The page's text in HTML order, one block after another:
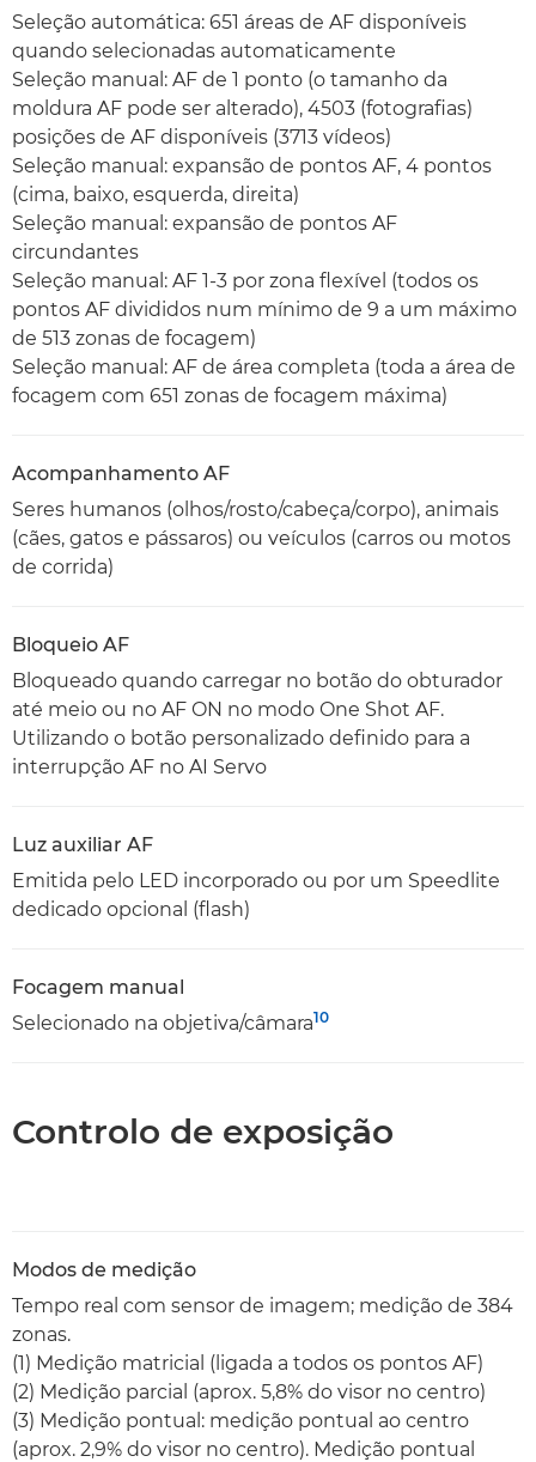
Seleção automática: 651 áreas de AF disponíveis
quando selecionadas automaticamente
Seleção manual: AF de 1 ponto (o tamanho da
moldura AF pode ser alterado), 4503 (fotografias)
posições de AF disponíveis (3713 vídeos)
Seleção manual: expansão de pontos AF, 4 pontos
(cima, baixo, esquerda, direita)
Seleção manual: expansão de pontos AF
circundantes
Seleção manual: AF 1-3 por zona flexível (todos os
pontos AF divididos num mínimo de 9 a um máximo
de 513 zonas de focagem)
Seleção manual: AF de área completa (toda a área de
focagem com 651 zonas de focagem máxima)
Acompanhamento AF
Seres humanos (olhos/rosto/cabeça/corpo), animais
(cães, gatos e pássaros) ou veículos (carros ou motos
de corrida)
Bloqueio AF
Bloqueado quando carregar no botão do obturador
até meio ou no AF ON no modo One Shot AF.
Utilizando o botão personalizado definido para a
interrupção AF no AI Servo
Luz auxiliar AF
Emitida pelo LED incorporado ou por um Speedlite
dedicado opcional (flash)
Focagem manual
Selecionado na objetiva/câmara10
Controlo de exposição
Modos de medição
Tempo real com sensor de imagem; medição de 384
zonas.
(1) Medição matricial (ligada a todos os pontos AF)
(2) Medição parcial (aprox. 5,8% do visor no centro)
(3) Medição pontual: medição pontual ao centro
(aprox. 2,9% do visor no centro). Medição pontual